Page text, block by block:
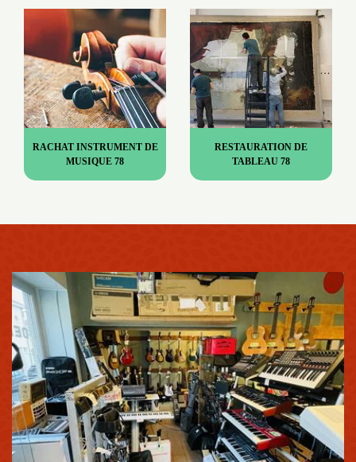
RACHAT INSTRUMENT DE
MUSIQUE 78
RESTAURATION DE
TABLEAU 78